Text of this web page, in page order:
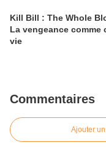
Kill Bill : The Whole
La vengeance comme
vie
Commentaires
Ajouter